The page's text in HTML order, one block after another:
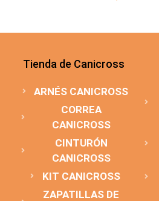
Tienda de Canicross
ARNÉS CANICROSS
CORREA
CANICROSS
CINTURÓN
CANICROSS
KIT CANICROSS
ZAPATILLAS DE